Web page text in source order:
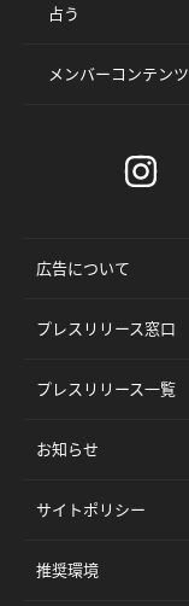
占う
メンバーコンテンツ
広告について
プレスリリース窓口
プレスリリース一覧
お知らせ
サイトポリシー
推奨環境